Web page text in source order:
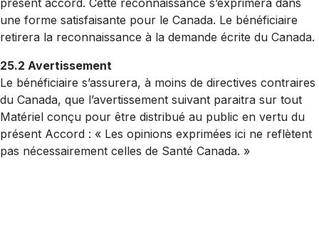
présent accord. Cette reconnaissance s’exprimera dans
une forme satisfaisante pour le Canada. Le bénéficiaire
retirera la reconnaissance à la demande écrite du Canada.
25.2 Avertissement
Le bénéficiaire s’assurera, à moins de directives contraires
du Canada, que l’avertissement suivant paraitra sur tout
Matériel conçu pour être distribué au public en vertu du
présent Accord : « Les opinions exprimées ici ne reflètent
pas nécessairement celles de Santé Canada. »